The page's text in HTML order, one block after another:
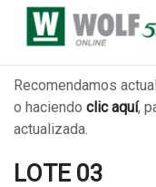
Recomendamos
o haciendo clic aquí,
actualizada.
LOTE 03